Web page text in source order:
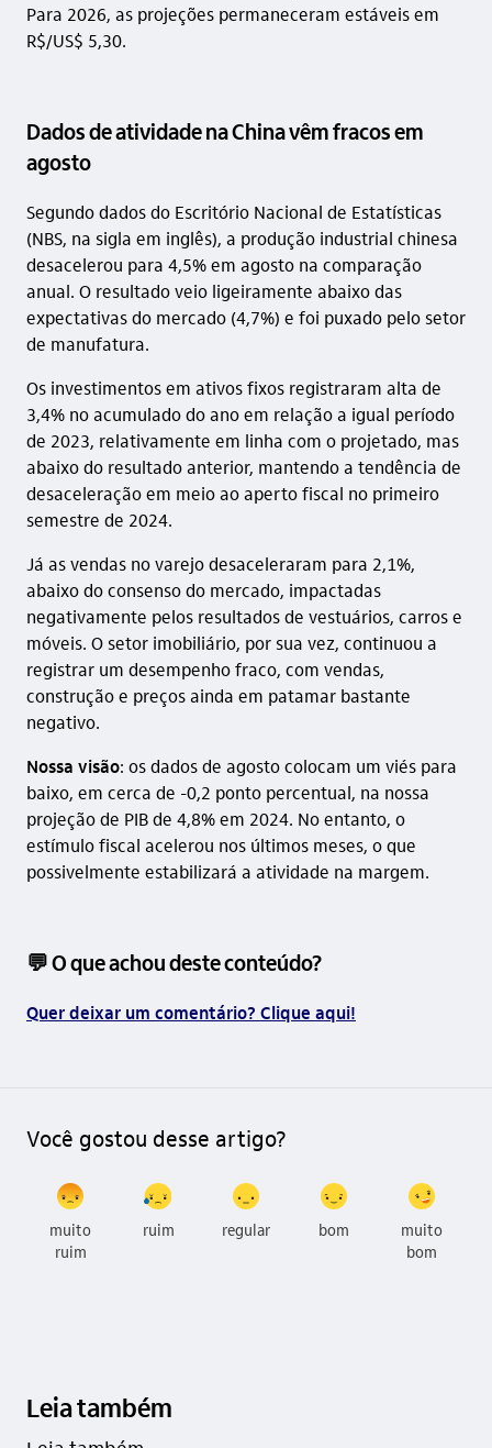
Para 2026, as projeções permaneceram estáveis em
R$/US$ 5,30.
Dados de atividade na China vêm fracos em
agosto
Segundo dados do Escritório Nacional de Estatísticas
(NBS, na sigla em inglês), a produção industrial chinesa
desacelerou para 4,5% em agosto na comparação
anual. O resultado veio ligeiramente abaixo das
expectativas do mercado (4,7%) e foi puxado pelo setor
de manufatura.
Os investimentos em ativos fixos registraram alta de
3,4% no acumulado do ano em relação a igual período
de 2023, relativamente em linha com o projetado, mas
abaixo do resultado anterior, mantendo a tendência de
desaceleração em meio ao aperto fiscal no primeiro
semestre de 2024.
Já as vendas no varejo desaceleraram para 2,1%,
abaixo do consenso do mercado, impactadas
negativamente pelos resultados de vestuários, carros e
móveis. O setor imobiliário, por sua vez, continuou a
registrar um desempenho fraco, com vendas,
construção e preços ainda em patamar bastante
negativo.
Nossa visão: os dados de agosto colocam um viés para
baixo, em cerca de -0,2 ponto percentual, na nossa
projeção de PIB de 4,8% em 2024. No entanto, o
estímulo fiscal acelerou nos últimos meses, o que
possivelmente estabilizará a atividade na margem.
💬 O que achou deste conteúdo?
Quer deixar um comentário? Clique aqui!
Você gostou desse artigo?
muito
ruim
ruim regular bom
muito
bom
Leia também